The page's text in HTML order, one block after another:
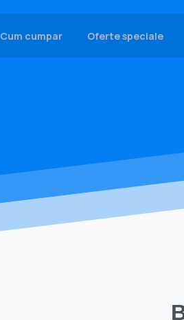
Cum cumpar Oferte speciale